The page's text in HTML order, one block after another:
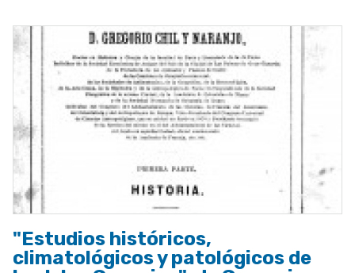
"Estudios históricos,
climatológicos y patológicos de